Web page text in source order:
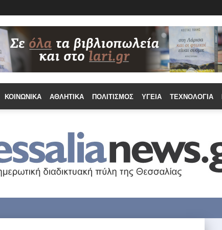
ΚΟΙΝΩΝΙΚΆ ΑΘΛΗΤΙΚΆ ΠΟΛΙΤΙΣΜΌΣ ΥΓΕΊΑ ΤΕΧΝΟΛΟΓΊΑ